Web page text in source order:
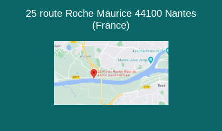
25 route Roche Maurice 44100 Nantes
(France)